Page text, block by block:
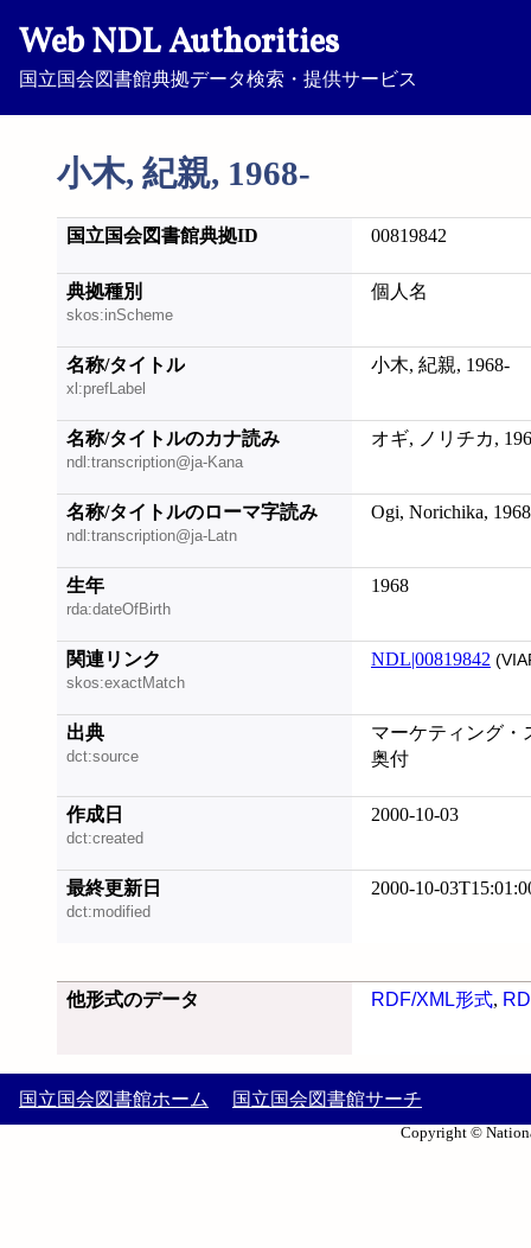
Web NDL Authorities
国立国会図書館典拠データ検索・提供サービス
小木, 紀親, 1968-
国立国会図書館典拠ID 00819842
典拠種別
skos:inScheme
個人名
名称/タイトル
xl:prefLabel
小木, 紀親, 1968-
名称/タイトルのカナ読み
ndl:transcription@ja-Kana
オギ, ノリチカ,
名称/タイトルのローマ字読み
ndl:transcription@ja-Latn
Ogi, Norichika,
生年
rda:dateOfBirth
1968
関連リンク
skos:exactMatch
NDL|00819842
出典
dct:source
マーケティング・
奥付
作成日
dct:created
2000-10-03
最終更新日
dct:modified
2000-10-
他形式のデータ RDF/XML形式,
国立国会図書館ホーム 国立国会図書館サーチ
Copyright ©